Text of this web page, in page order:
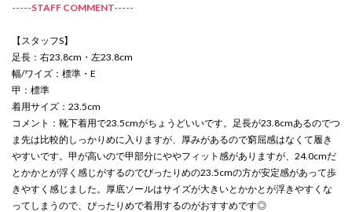
-----STAFF COMMENT-----
【スタッフS】
足長：右23.8cm・左23.8cm
幅/ワイズ：標準・E
甲：標準
着用サイズ：23.5cm
コメント：靴下着用で23.5cmがちょうどいいです。足長が23.8cmあるのでつ
ま先は比較的しっかりめに入りますが、厚みがあるので窮屈感はなくて履き
やすいです。甲が高いので甲部分にややフィット感がありますが、24.0cmだ
とかかとが浮く感じがするのでぴったりめの23.5cmの方が安定感があって歩
きやすく感じました。厚底ソールはサイズが大きいとかかとが浮きやすくな
ってしまうので、ぴったりめで着用するのがおすすめです◎